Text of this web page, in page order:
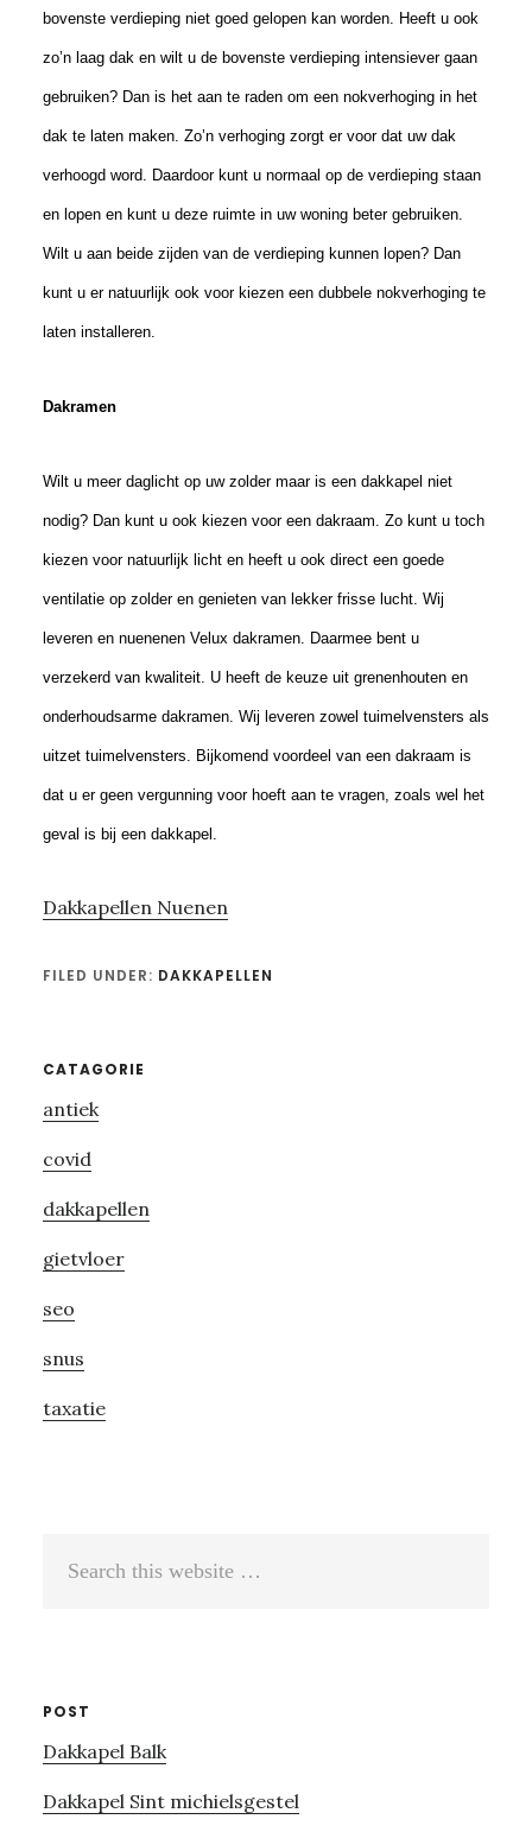
bovenste verdieping niet goed gelopen kan worden. Heeft u ook
zo’n laag dak en wilt u de bovenste verdieping intensiever gaan
gebruiken? Dan is het aan te raden om een nokverhoging in het
dak te laten maken. Zo’n verhoging zorgt er voor dat uw dak
verhoogd word. Daardoor kunt u normaal op de verdieping staan
en lopen en kunt u deze ruimte in uw woning beter gebruiken.
Wilt u aan beide zijden van de verdieping kunnen lopen? Dan
kunt u er natuurlijk ook voor kiezen een dubbele nokverhoging te
laten installeren.
Dakramen
Wilt u meer daglicht op uw zolder maar is een dakkapel niet
nodig? Dan kunt u ook kiezen voor een dakraam. Zo kunt u toch
kiezen voor natuurlijk licht en heeft u ook direct een goede
ventilatie op zolder en genieten van lekker frisse lucht. Wij
leveren en nuenenen Velux dakramen. Daarmee bent u
verzekerd van kwaliteit. U heeft de keuze uit grenenhouten en
onderhoudsarme dakramen. Wij leveren zowel tuimelvensters als
uitzet tuimelvensters. Bijkomend voordeel van een dakraam is
dat u er geen vergunning voor hoeft aan te vragen, zoals wel het
geval is bij een dakkapel.
Dakkapellen Nuenen
FILED UNDER: DAKKAPELLEN
Primary
Sidebar
CATAGORIE
antiek
covid
dakkapellen
gietvloer
seo
snus
taxatie
POST
Dakkapel Balk
Dakkapel Sint michielsgestel